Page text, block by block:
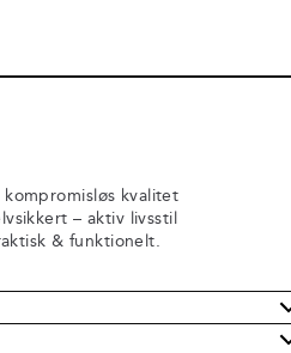
kvalitet
– aktiv livsstil
& funktionelt.